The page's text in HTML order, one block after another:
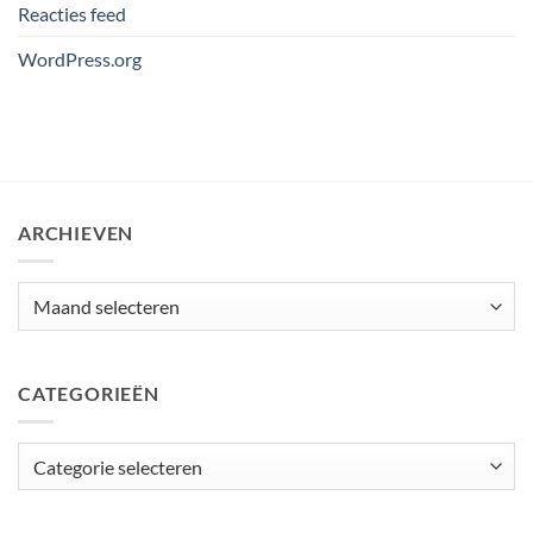
Reacties feed
WordPress.org
ARCHIEVEN
CATEGORIEËN